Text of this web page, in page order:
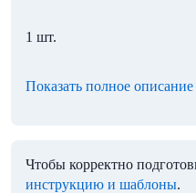
1 шт.
Показать полное описание
Чтобы корректно
инструкцию и шаблоны.